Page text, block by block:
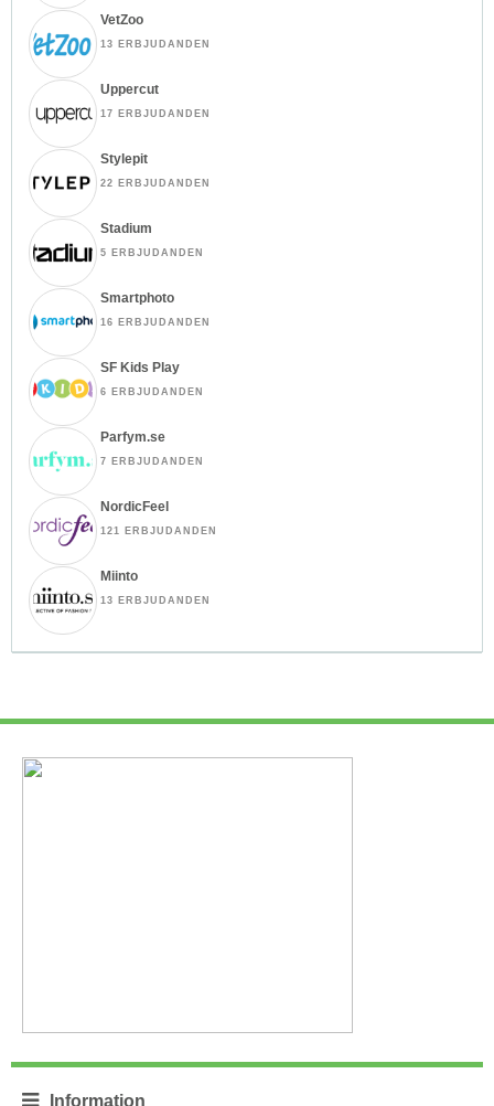
VetZoo
13 ERBJUDANDEN
Uppercut
17 ERBJUDANDEN
Stylepit
22 ERBJUDANDEN
Stadium
5 ERBJUDANDEN
Smartphoto
16 ERBJUDANDEN
SF Kids Play
6 ERBJUDANDEN
Parfym.se
7 ERBJUDANDEN
NordicFeel
121 ERBJUDANDEN
Miinto
13 ERBJUDANDEN
Information